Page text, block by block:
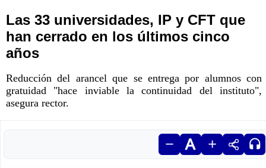
Las 33 universidades, IP y CFT que
han cerrado en los últimos cinco
años
Reducción del arancel que se entrega por alumnos con
gratuidad "hace inviable la continuidad del instituto",
asegura rector.